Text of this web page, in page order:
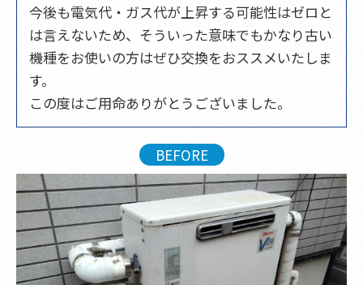
今後も電気代・ガス代が上昇する可能性はゼロと
は言えないため、そういった意味でもかなり古い
機種をお使いの方はぜひ交換をおススメいたしま
す。
この度はご用命ありがとうございました。
BEFORE